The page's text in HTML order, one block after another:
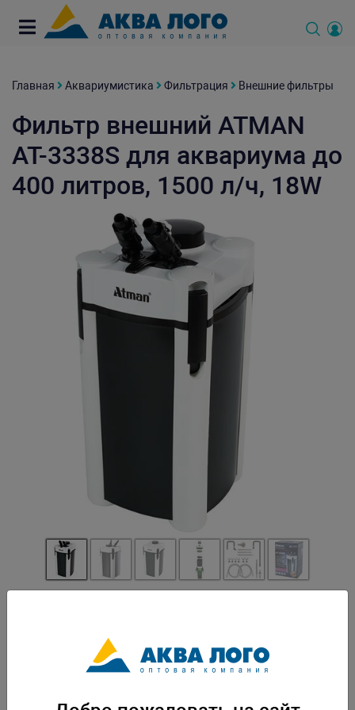
Главная Аквариумистика Фильтрация Внешние фильтры
Фильтр внешний ATMAN
AT-3338S для аквариума до
400 литров, 1500 л/ч, 18W
Удобный внешний фильтр для пресноводных и морских аквариумов.
Прост в установке и удобен в обслуживании. В комплекте вы найдете
фильтрующие материалы, трубки забора и выброса воды, комплект